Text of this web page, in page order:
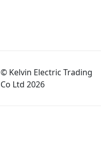
© Kelvin Electric Trading
Co Ltd 2026